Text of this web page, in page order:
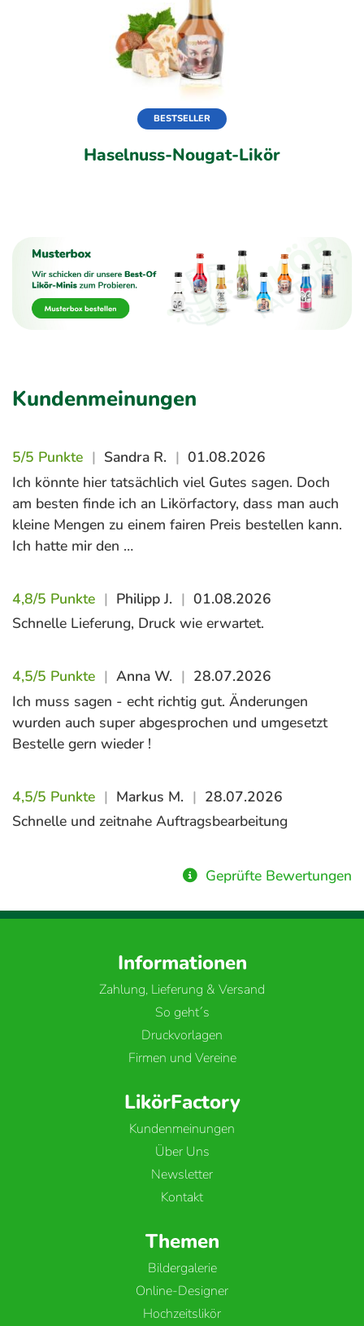
BESTSELLER
Haselnuss-Nougat-Likör
Kundenmeinungen
5/5 Punkte | Sandra R. | 01.08.2026
Ich könnte hier tatsächlich viel Gutes sagen. Doch
am besten finde ich an Likörfactory, dass man auch
kleine Mengen zu einem fairen Preis bestellen kann.
Ich hatte mir den …
4,8/5 Punkte | Philipp J. | 01.08.2026
Schnelle Lieferung, Druck wie erwartet.
4,5/5 Punkte | Anna W. | 28.07.2026
Ich muss sagen - echt richtig gut. Änderungen
wurden auch super abgesprochen und umgesetzt
Bestelle gern wieder !
4,5/5 Punkte | Markus M. | 28.07.2026
Schnelle und zeitnahe Auftragsbearbeitung
Geprüfte Bewertungen
Informationen
Zahlung, Lieferung & Versand
So geht´s
Druckvorlagen
Firmen und Vereine
LikörFactory
Kundenmeinungen
Über Uns
Newsletter
Kontakt
Themen
Bildergalerie
Online-Designer
Hochzeitslikör